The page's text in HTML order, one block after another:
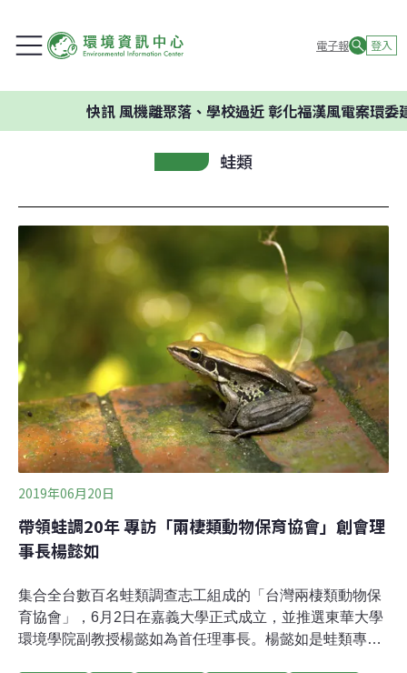
電子報 登入
風機離聚落、學校過近 彰化福漢風電案環委建議不
蛙類
2019年06月20日
帶領蛙調20年 專訪「兩棲類動物保育協會」創會理
事長楊懿如
集合全台數百名蛙類調查志工組成的「台灣兩棲類動物保
育協會」，6月2日在嘉義大學正式成立，並推選東華大學
環境學院副教授楊懿如為首任理事長。楊懿如是蛙類專